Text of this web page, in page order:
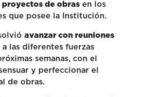
de obras en los
que posee la Institución.
avanzar con reuniones
las diferentes fuerzas
semanas, con el
y perfeccionar el
de obras.